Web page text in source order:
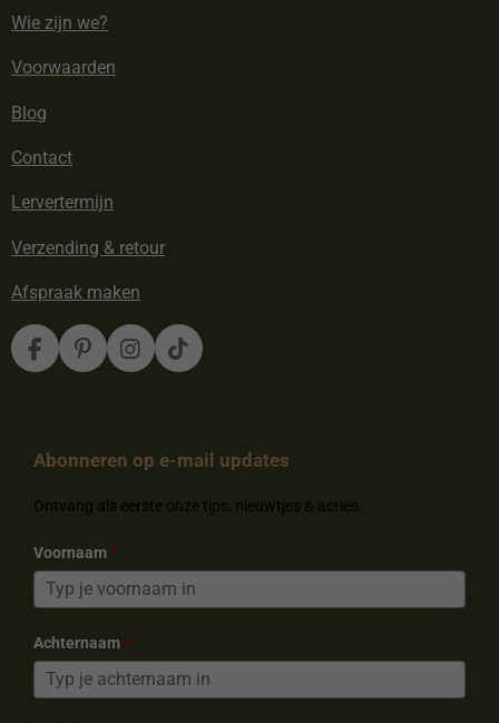
Wie zijn we?
Voorwaarden
Blog
Contact
Lervertermijn
Verzending & retour
Afspraak maken
F
a
o
k
P
i
r
s
I
n
g
a
T
i
k
Abonneren op e-mail updates
Ontvang als eerste onze tips, nieuwtjes & acties.
Voornaam*
Achternaam*